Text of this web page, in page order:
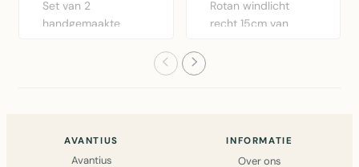
Set van 2
handgemaakte
Rotan windlicht
recht 15cm van
AVANTIUS
Avantius
INFORMATIE
Over ons